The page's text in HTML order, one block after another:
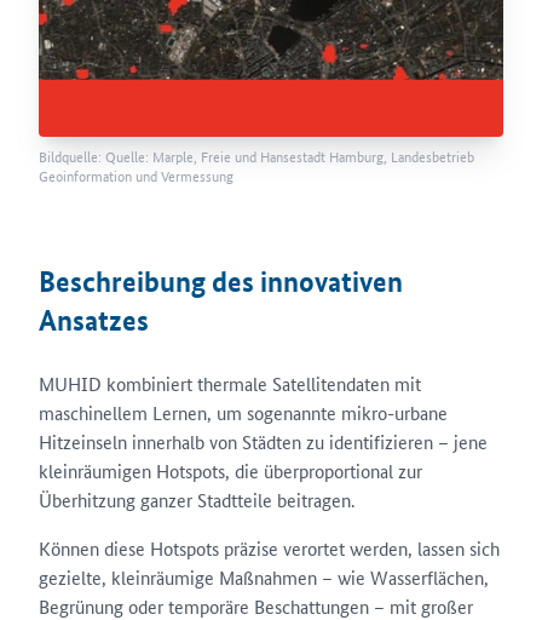
Bildquelle: Quelle: Marple, Freie und Hansestadt Hamburg, Landesbetrieb
Geoinformation und Vermessung
Beschreibung des innovativen
Ansatzes
MUHID kombiniert thermale Satellitendaten mit
maschinellem Lernen, um sogenannte mikro-urbane
Hitzeinseln innerhalb von Städten zu identifizieren – jene
kleinräumigen Hotspots, die überproportional zur
Überhitzung ganzer Stadtteile beitragen.
Können diese Hotspots präzise verortet werden, lassen sich
gezielte, kleinräumige Maßnahmen – wie Wasserflächen,
Begrünung oder temporäre Beschattungen – mit großer